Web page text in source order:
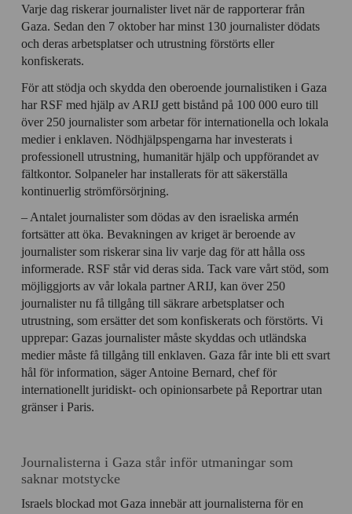
Varje dag riskerar journalister livet när de rapporterar från
Gaza. Sedan den 7 oktober har minst 130 journalister dödats
och deras arbetsplatser och utrustning förstörts eller
konfiskerats.
För att stödja och skydda den oberoende journalistiken i Gaza
har RSF med hjälp av ARIJ gett bistånd på 100 000 euro till
över 250 journalister som arbetar för internationella och lokala
medier i enklaven. Nödhjälpspengarna har investerats i
professionell utrustning, humanitär hjälp och uppförandet av
fältkontor. Solpaneler har installerats för att säkerställa
kontinuerlig strömförsörjning.
– Antalet journalister som dödas av den israeliska armén
fortsätter att öka. Bevakningen av kriget är beroende av
journalister som riskerar sina liv varje dag för att hålla oss
informerade. RSF står vid deras sida. Tack vare vårt stöd, som
möjliggjorts av vår lokala partner ARIJ, kan över 250
journalister nu få tillgång till säkrare arbetsplatser och
utrustning, som ersätter det som konfiskerats och förstörts. Vi
upprepar: Gazas journalister måste skyddas och utländska
medier måste få tillgång till enklaven. Gaza får inte bli ett svart
hål för information, säger Antoine Bernard, chef för
internationellt juridiskt- och opinionsarbete på Reportrar utan
gränser i Paris.
Journalisterna i Gaza står inför utmaningar som
saknar motstycke
Israels blockad mot Gaza innebär att journalisterna för en